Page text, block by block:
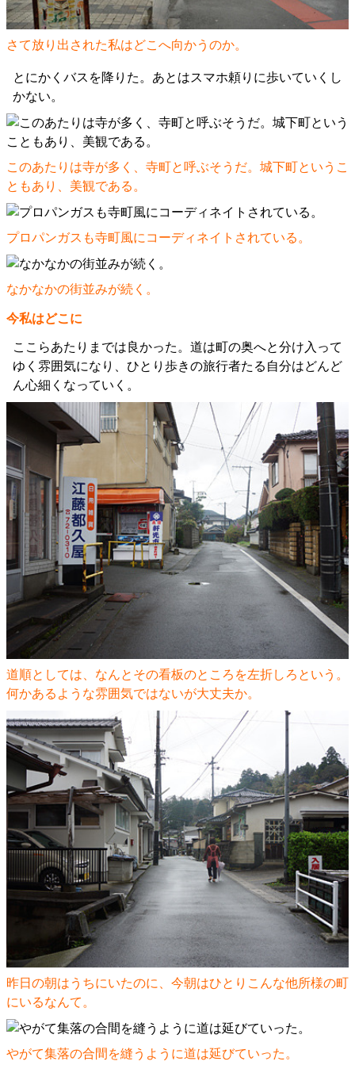
さて放り出された私はどこへ向かうのか。
とにかくバスを降りた。あとはスマホ頼りに歩いていくし
かない。
このあたりは寺が多く、寺町と呼ぶそうだ。城下町というこ
ともあり、美観である。
プロパンガスも寺町風にコーディネイトされている。
なかなかの街並みが続く。
今私はどこに
ここらあたりまでは良かった。道は町の奥へと分け入って
ゆく雰囲気になり、ひとり歩きの旅行者たる自分はどんど
ん心細くなっていく。
道順としては、なんとその看板のところを左折しろという。
何かあるような雰囲気ではないが大丈夫か。
昨日の朝はうちにいたのに、今朝はひとりこんな他所様の町
にいるなんて。
やがて集落の合間を縫うように道は延びていった。